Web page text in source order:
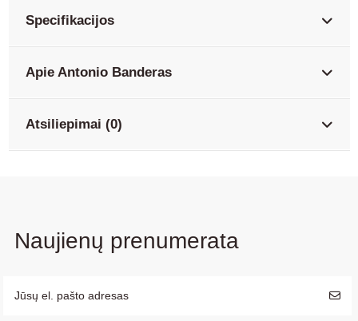
Specifikacijos
Apie Antonio Banderas
Atsiliepimai (0)
Naujienų prenumerata